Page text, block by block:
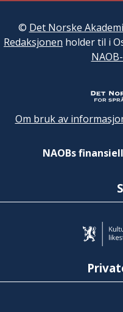
© Det Norske
Redaksjonen holder til i
Om bruk av
NAOBs